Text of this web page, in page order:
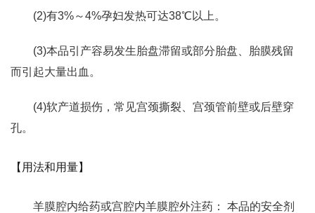
(2)有3%～4%孕妇发热可达38℃以上。
(3)本品引产容易发生胎盘滞留或部分胎盘、胎膜残留
而引起大量出血。
(4)软产道损伤，常见宫颈撕裂、宫颈管前壁或后壁穿
孔。
【用法和用量】
羊膜腔内给药或宫腔内羊膜腔外注药： 本品的安全剂